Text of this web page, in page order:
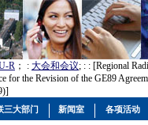
R ； : 大会和会议; : : [Regional
for the Revision of the GE89
三大部门 新闻室 各项活动